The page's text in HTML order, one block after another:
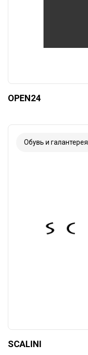
OPEN24
Обувь и галантерея
SCALINI